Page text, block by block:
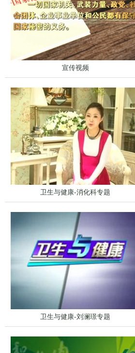
宣传视频
卫生与健康-消化科专题
卫生与健康-刘澜璟专题